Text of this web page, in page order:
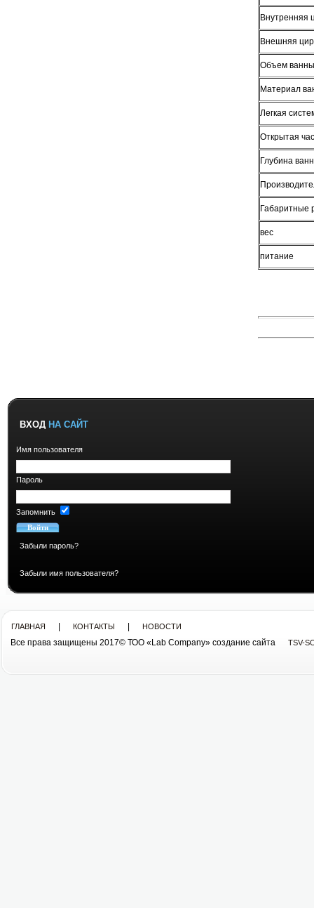
Внутренняя
Внешняя
Объем ванны
Материал
Легкая
Открытая
Глубина
Габаритные
вес
питание
ВХОД НА САЙТ
Имя пользователя
Пароль
Запомнить
Забыли пароль?
Забыли имя пользователя?
ГЛАВНАЯ КОНТАКТЫ НОВОСТИ
Все права защищены 2017© ТОО «Lab Company» cоздание сайта TSV-